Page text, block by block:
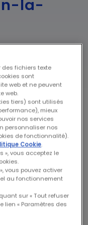
la-
la-Neuve
en Wallonie
conseiller
deLouvain-la-
au vendredi de 8h
des fichiers texte
sont
web et ne peuvent
web.
tiers) sont utilisés
mieux
nos services
personnaliser nos
de fonctionnalité).
Cookie.
», vous acceptez le
vous pouvez activer
au fonctionnement
sur « Tout refuser
lien « Paramètres des